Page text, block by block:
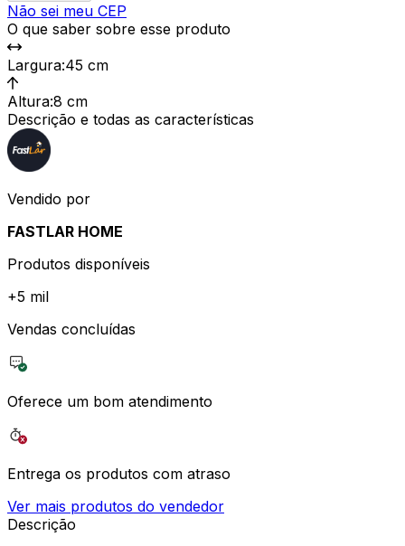
Não sei meu CEP
O que saber sobre esse produto
Largura:45 cm
Altura:8 cm
Descrição e todas as características
Vendido por
FASTLAR HOME
Produtos disponíveis
+5 mil
Vendas concluídas
Oferece um bom atendimento
Entrega os produtos com atraso
Ver mais produtos do vendedor
Descrição